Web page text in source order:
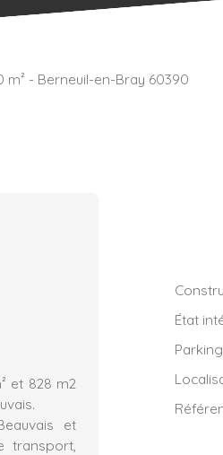
m² - Berneuil-en-Bray 60390
et 828 m2
et
transport,
État
Parking